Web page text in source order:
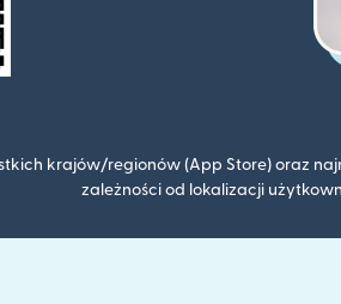
krajów/regionów (App Store) oraz
zależności od lokalizacji